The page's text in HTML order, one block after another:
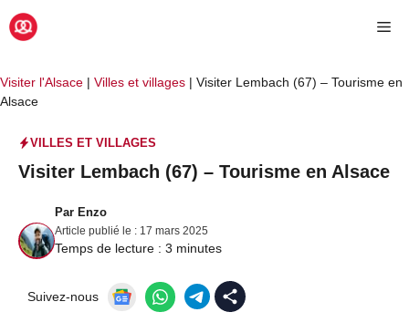
Aller
au
Visiter l'Alsace | Villes et villages | Visiter Lembach (67) – Tourisme en
Alsace
VILLES ET VILLAGES
Visiter Lembach (67) – Tourisme en Alsace
Par Enzo
Article publié le : 17 mars 2025
Temps de lecture : 3 minutes
Suivez-nous